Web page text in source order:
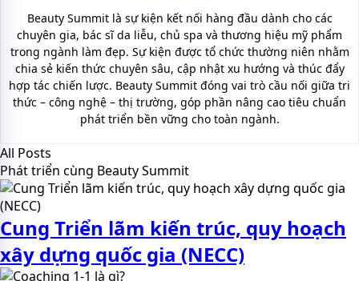
Beauty Summit là sự kiện kết nối hàng đầu dành cho các
chuyên gia, bác sĩ da liễu, chủ spa và thương hiệu mỹ phẩm
trong ngành làm đẹp. Sự kiện được tổ chức thường niên nhằm
chia sẻ kiến thức chuyên sâu, cập nhật xu hướng và thúc đẩy
hợp tác chiến lược. Beauty Summit đóng vai trò cầu nối giữa tri
thức – công nghệ – thị trường, góp phần nâng cao tiêu chuẩn
phát triển bền vững cho toàn ngành.
All Posts
Phát triển cùng Beauty Summit
Cung Triển lãm kiến trúc, quy hoạch
xây dựng quốc gia (NECC)